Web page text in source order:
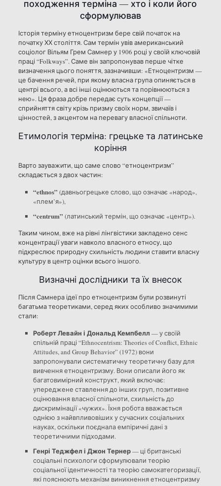
походження терміна — хто і коли його
сформулював
Історія терміну етноцентризм бере свій початок на
початку ХХ століття. Сам термін увів американський
соціолог Вільям Грем Самнер у 1906 році у своїй ключовій
праці “Folkways”. Саме він запропонував перше чітке
визначення цього поняття, зазначивши: «Етноцентризм —
це бачення речей, при якому власна група опиняється в
центрі всього, а всі інші оцінюються та порівнюються з
нею». Ця фраза добре передає суть концепції —
сприйняття світу крізь призму своїх норм, звичаїв і
цінностей, з акцентом на перевагу власної спільноти.
Етимологія терміна: грецьке та латинське
коріння
Варто зауважити, що саме слово “етноцентризм”
складається з двох частин:
“ethnos” (давньогрецьке слово, що означає «народ»,
«плем’я»),
“centrum” (латинський термін, що означає «центр»).
Таким чином, вже на рівні лінгвістики закладено сенс
концентрації уваги навколо власного етносу, що
підкреслює природну схильність людини ставити власну
культуру в центр оцінки всього іншого.
Визначні дослідники та їх внесок
Після Самнера ідеї про етноцентризм були розвинуті
багатьма теоретиками, серед яких особливо значимими
стали:
Роберт Левайн і Дональд Кемпбелл — у своїй
спільній праці “Ethnocentrism: Theories of Conflict, Ethnic
Attitudes, and Group Behavior” (1972) вони
запропонували систематичну теоретичну базу для
вивчення етноцентризму. Вони описали його як
багатовимірний конструкт, який включає:
упереджене ставлення до інших груп, позитивне
оцінювання власної спільноти, схильність до
дискримінації «чужих». Їхня робота вважається
однією з найвпливовіших у сучасних соціальних
науках, оскільки поєднала емпіричні дані з
теоретичними підходами.
Генрі Теджфел і Джон Тернер— ці британські
соціальні психологи сформулювали теорію
соціальної ідентичності та теорію самокатегоризації,
які пояснюють механізм виникнення етноцентризму